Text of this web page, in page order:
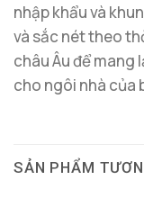
nhập khẩu và
và sắc nét theo
châu Âu để mang
cho ngôi nhà của
SẢN PHẨM